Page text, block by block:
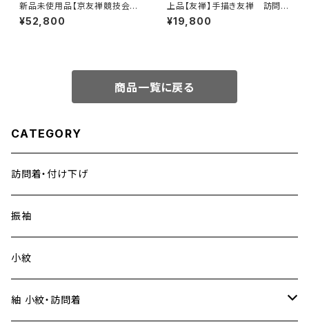
新品未使用品【京友禅競技会大
会受賞柄】正絹 袷 訪問着s758
¥52,800
上品【友禅】手描き友禅 訪問着
正絹s697
¥19,800
商品一覧に戻る
CATEGORY
訪問着・付け下げ
振袖
小紋
紬 小紋・訪問着